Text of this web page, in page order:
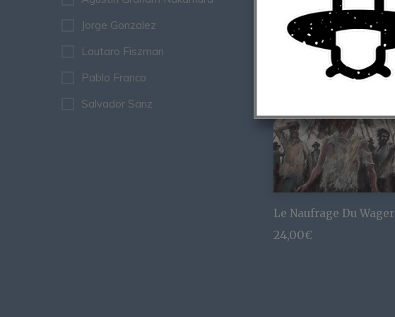
Jorge Gonzalez
Lautaro Fiszman
Pablo Franco
Salvador Sanz
Le Naufrage Du Wager
24,00€